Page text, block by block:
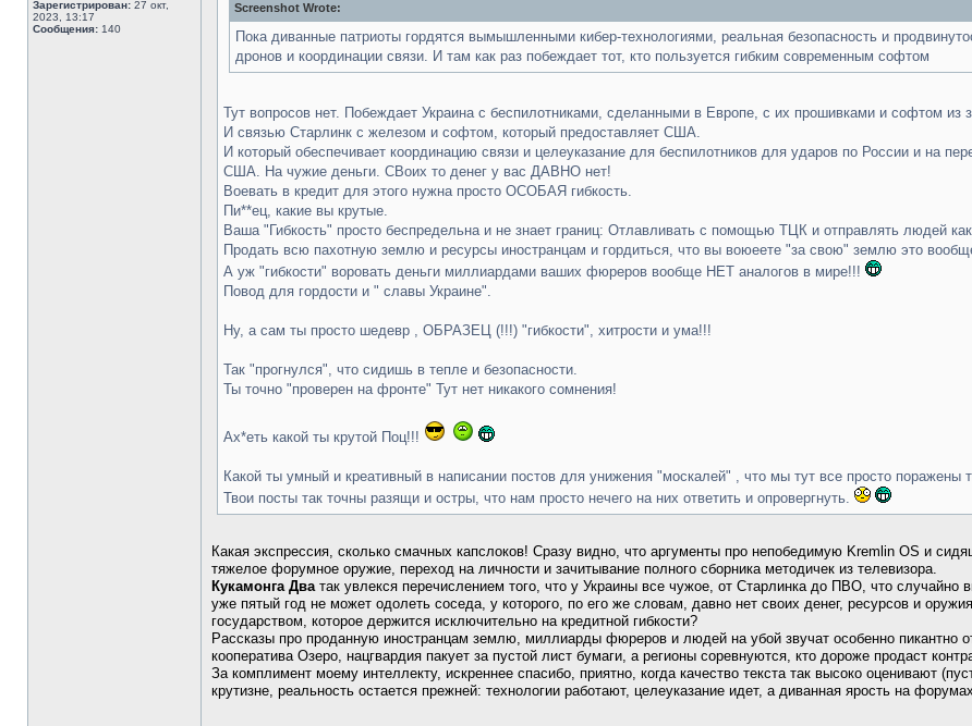
Зарегистрирован: 27 окт,
2023, 13:17
Сообщения: 140
Screenshot Wrote:
Пока диванные патриоты гордятся вымышленными кибер-технологиями, реальная безопасность и
дронов и координации связи. И там как раз побеждает тот, кто пользуется гибким современным софтом
Тут вопросов нет. Побеждает Украина с беспилотниками, сделанными в Европе, с их прошивками и софтом из
И связью Старлинк с железом и софтом, который предоставляет США.
И который обеспечивает координацию связи и целеуказание для беспилотников для ударов по России и на
США. На чужие деньги. СВоих то денег у вас ДАВНО нет!
Воевать в кредит для этого нужна просто ОСОБАЯ гибкость.
Пи**ец, какие вы крутые.
Ваша "Гибкость" просто беспредельна и не знает границ: Отлавливать с помощью ТЦК и отправлять людей
Продать всю пахотную землю и ресурсы иностранцам и гордиться, что вы воюеете "за свою" землю это
А уж "гибкости" воровать деньги миллиардами ваших фюреров вообще НЕТ аналогов в мире!!!
Повод для гордости и " славы Украине".
Ну, а сам ты просто шедевр , ОБРАЗЕЦ (!!!) "гибкости", хитрости и ума!!!
Так "прогнулся", что сидишь в тепле и безопасности.
Ты точно "проверен на фронте" Тут нет никакого сомнения!
Ах*еть какой ты крутой Поц!!!
Какой ты умный и креативный в написании постов для унижения "москалей" , что мы тут все просто поражены
Твои посты так точны разящи и остры, что нам просто нечего на них ответить и опровергнуть.
Какая экспрессия, сколько смачных капслоков! Сразу видно, что аргументы про непобедимую Kremlin OS и
тяжелое форумное оружие, переход на личности и зачитывание полного сборника методичек из телевизора.
Кукамонга Дватак увлекся перечислением того, что у Украины все чужое, от Старлинка до ПВО, что
уже пятый год не может одолеть соседа, у которого, по его же словам, давно нет своих денег, ресурсов и
государством, которое держится исключительно на кредитной гибкости?
Рассказы про проданную иностранцам землю, миллиарды фюреров и людей на убой звучат особенно пикантно
кооператива Озеро, нацгвардия пакует за пустой лист бумаги, а регионы соревнуются, кто дороже продаст
За комплимент моему интеллекту, искреннее спасибо, приятно, когда качество текста так высоко оценивают
крутизне, реальность остается прежней: технологии работают, целеуказание идет, а диванная ярость на